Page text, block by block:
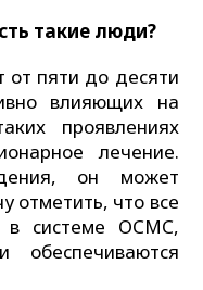
такие люди?
от пяти до десяти
влияющих на
проявлениях
лечение.
он может
отметить, что все
в системе ОСМС,
обеспечиваются